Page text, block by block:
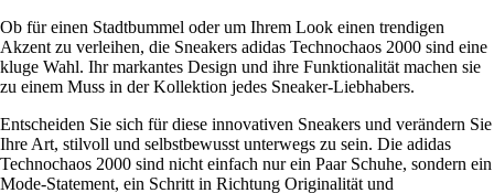
Ob für einen Stadtbummel oder um Ihrem Look einen trendigen
Akzent zu verleihen, die Sneakers adidas Technochaos 2000 sind eine
kluge Wahl. Ihr markantes Design und ihre Funktionalität machen sie
zu einem Muss in der Kollektion jedes Sneaker-Liebhabers.
Entscheiden Sie sich für diese innovativen Sneakers und verändern Sie
Ihre Art, stilvoll und selbstbewusst unterwegs zu sein. Die adidas
Technochaos 2000 sind nicht einfach nur ein Paar Schuhe, sondern ein
Mode-Statement, ein Schritt in Richtung Originalität und